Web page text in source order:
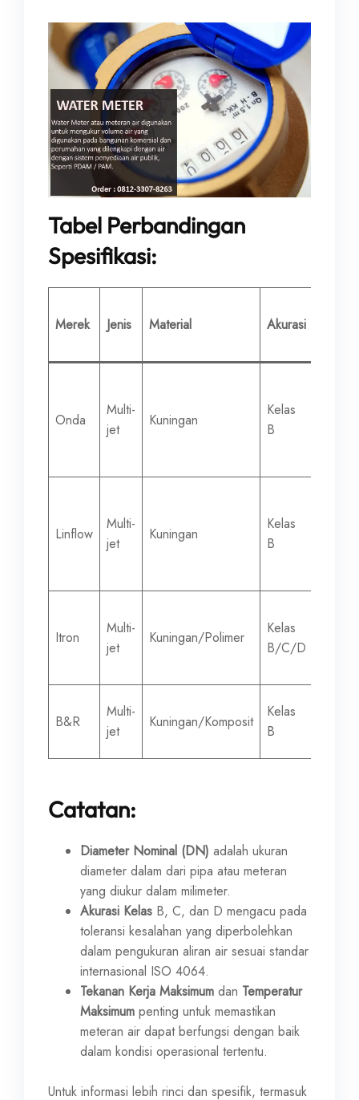
Tabel Perbandingan
Spesifikasi:
Merek Jenis Material Akurasi
Onda
Multi-
jet
Kuningan
Kelas
B
Linflow
Multi-
jet
Kuningan
Kelas
B
Itron
Multi-
jet
Kuningan/Polimer
Kelas
B/C/D
B&R
Multi-
jet
Kuningan/Komposit
Kelas
B
Catatan:
Diameter Nominal (DN) adalah ukuran
diameter dalam dari pipa atau meteran
yang diukur dalam milimeter.
Akurasi Kelas B, C, dan D mengacu pada
toleransi kesalahan yang diperbolehkan
dalam pengukuran aliran air sesuai standar
internasional ISO 4064.
Tekanan Kerja Maksimum dan Temperatur
Maksimum penting untuk memastikan
meteran air dapat berfungsi dengan baik
dalam kondisi operasional tertentu.
Untuk informasi lebih rinci dan spesifik, termasuk